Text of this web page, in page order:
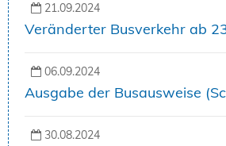
21.09.2024
Veränderter Busverkehr ab
06.09.2024
Ausgabe der Busausweise
30.08.2024